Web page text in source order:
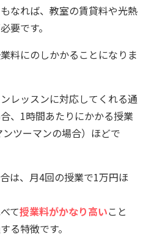
なれば、教室の賃貸料や光熱
要です。
料にのしかかることになりま
レッスンに対応してくれる通
、1時間あたりにかかる授業
ツーマンの場合）ほどで
は、月4回の授業で1万円ほ
て授業料がかなり高いこと
る特徴です。